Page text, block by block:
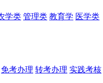
学类 管理类 教育学 医学类
免考办理 转考办理 实践考核